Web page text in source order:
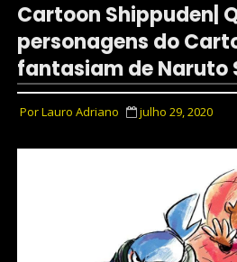
Cartoon Shippuden|
personagens do
fantasiam de Naruto
PorLauro Adriano julho 29, 2020